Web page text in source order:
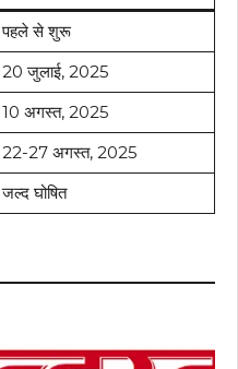
पहले से शुरू
20 जुलाई, 2025
10 अगस्त, 2025
22-27 अगस्त, 2025
जल्द घोषित